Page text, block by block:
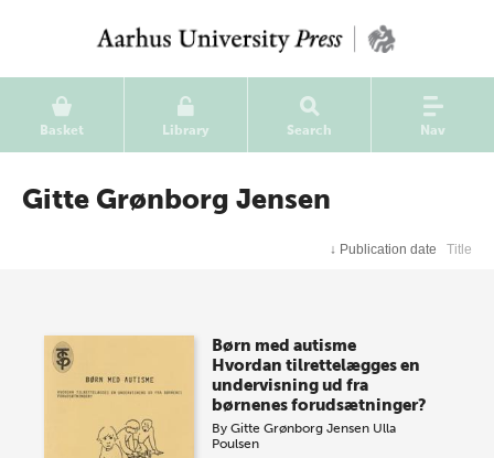
Basket Library Search Nav
Gitte Grønborg Jensen
↓ Publication date Title
Børn med autisme
Hvordan tilrettelægges en
undervisning ud fra
børnenes forudsætninger?
ByGitte Grønborg Jensen Ulla
Poulsen